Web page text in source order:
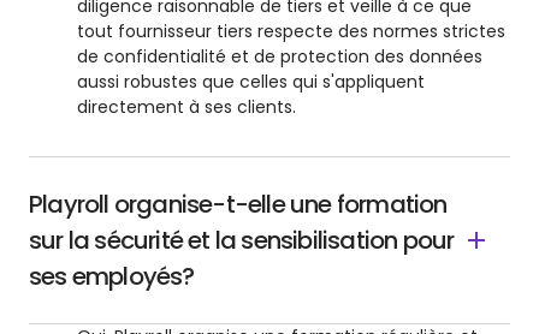
diligence raisonnable de tiers et veille à ce que
tout fournisseur tiers respecte des normes strictes
de confidentialité et de protection des données
aussi robustes que celles qui s'appliquent
directement à ses clients.
Playroll organise-t-elle une formation
sur la sécurité et la sensibilisation pour
ses employés?